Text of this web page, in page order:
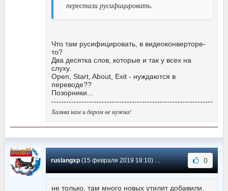
перестали русифицировать.
Что там русифицировать, в видеоконверторе-
то?
Два десятка слов, которые и так у всех на
слуху.
Open, Start, About, Exit - нуждаются в
переводе??
Позорники...
Халява нам и даром не нужна!
ruslangxp(15 февраля 2019 18:10) Сообщение #154 0
не только, там много новых утилит добавили,